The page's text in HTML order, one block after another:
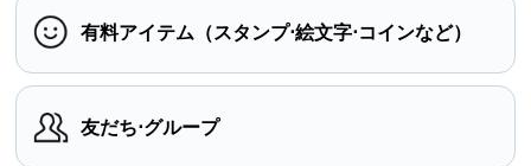
有料アイテム（スタンプ⋅絵文字⋅コインなど）
友だち⋅グループ